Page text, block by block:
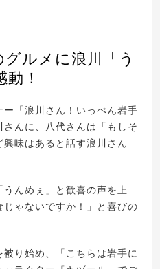
ルメに浪川「う
！
「浪川さん！いっぺん岩手
んに、八代さんは「もしそ
味はあると話す浪川さん
んめぇ」と歓喜の声を上
ゃないですか！」と喜びの
り始め、「こちらは岩手に